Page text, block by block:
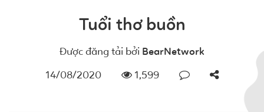
Tuổi thơ buồn
Được đăng tải bởi BearNetwork
14/08/2020
1,599